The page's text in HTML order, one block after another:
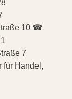
10 ☎
7
für Handel,